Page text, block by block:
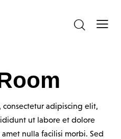
consectetur adipiscing elit,
ut labore et dolore
nulla facilisi morbi. Sed